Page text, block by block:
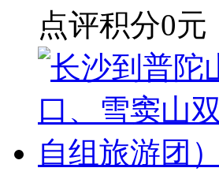
点评积分0元